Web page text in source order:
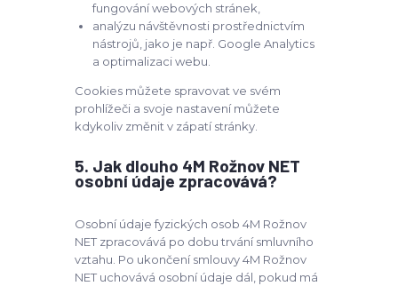
fungování webových stránek,
analýzu návštěvnosti prostřednictvím
nástrojů, jako je např. Google Analytics
a optimalizaci webu.
Cookies můžete spravovat ve svém
prohlížeči a svoje nastavení můžete
kdykoliv změnit v zápatí stránky.
5. Jak dlouho 4M Rožnov NET
osobní údaje zpracovává?
Osobní údaje fyzických osob 4M Rožnov
NET zpracovává po dobu trvání smluvního
vztahu. Po ukončení smlouvy 4M Rožnov
NET uchovává osobní údaje dál, pokud má